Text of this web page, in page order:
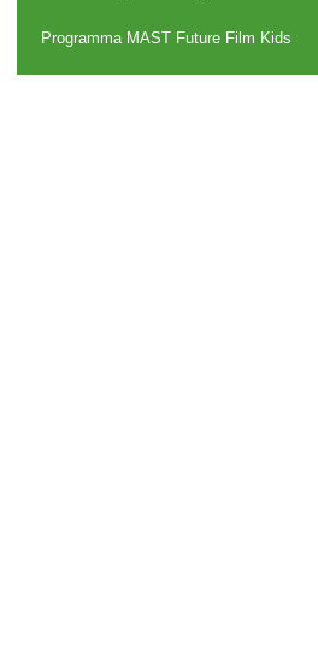
Programma MAST Future Film Kids